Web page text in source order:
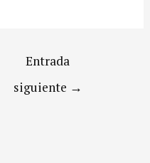
Entrada
siguiente →